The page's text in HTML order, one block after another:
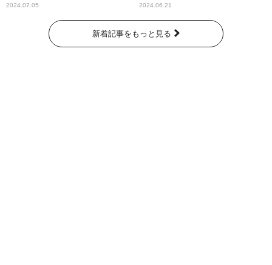
2024.07.05
奇跡が繋いだ6000の命』
2024.06.21
新着記事をもっと見る